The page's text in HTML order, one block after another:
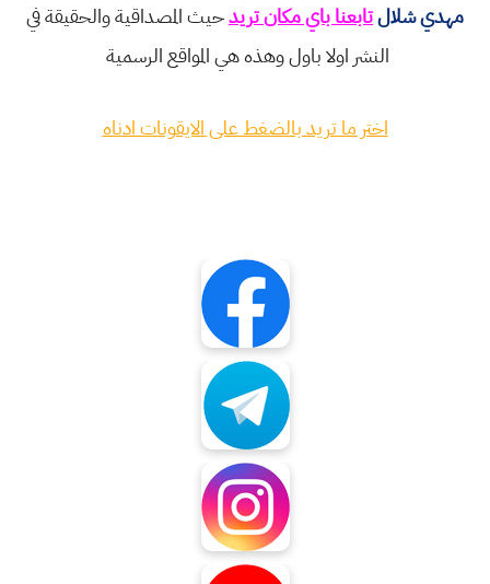
مهدي شلالتابعنا باي مكان تريدحيث المصداقية والحقيقة في
النشر اولا باول وهذه هي المواقع الرسمية
اختر ما تريد بالضغط على الايقونات ادناه